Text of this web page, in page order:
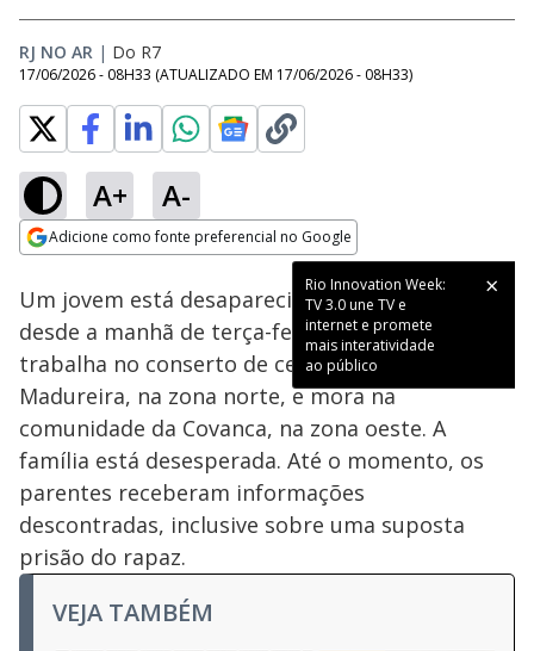
RJ NO AR | Do R7
17/06/2026 - 08H33 (ATUALIZADO EM 17/06/2026 - 08H33)
A+ A-
Adicione como fonte preferencial no Google
Rio Innovation Week:
TV 3.0 une TV e
internet e promete
mais interatividade
ao público
Ativar
Loaded
26.98%
Um jovem está desaparecido no Rio de Janeiro
desde a manhã de terça-feira (16). Luan
trabalha no conserto de celulares em
Madureira, na zona norte, e mora na
comunidade da Covanca, na zona oeste. A
família está desesperada. Até o momento, os
parentes receberam informações
descontradas, inclusive sobre uma suposta
prisão do rapaz.
VEJA TAMBÉM